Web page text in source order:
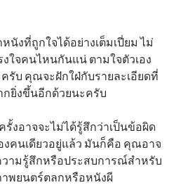
นังที่ถูกใจได้อย่างเต็มเปี่ยม ไม่
ใจคนไหนกันแน่ ตามใจตัวเอง
รับ คุณจะฝักใฝ่กับรายละเอียดที่
กยิ่งขึ้นอีกด้วยนะครับ
งอาจจะไม่ได้รู้สึกว่าเป็นข้อผิด
คนเดียวอยู่แล้ว มันก็คือ คุณอาจ
ามรู้สึกหรือประสบการณ์สำหรับ
าพยนตร์ตลกหรือหนังผี